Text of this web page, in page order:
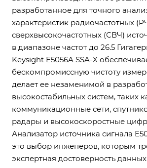
разработанное для точного
характеристик радиочастотных
сверхвысокочастотных (СВЧ)
в диапазоне частот до 26.5
Keysight E5056A SSA-X
бескомпромиссную чистоту
делает ее незаменимой в
высокостабильных систем, таких
коммуникационные сети,
радары и высокоскоростные
Анализатор источника сигнала
это выбор инженеров, которым
экспертная достоверность